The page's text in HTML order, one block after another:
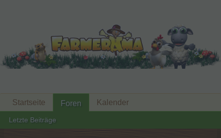
Startseite Foren
Letzte Beiträge
Kalender